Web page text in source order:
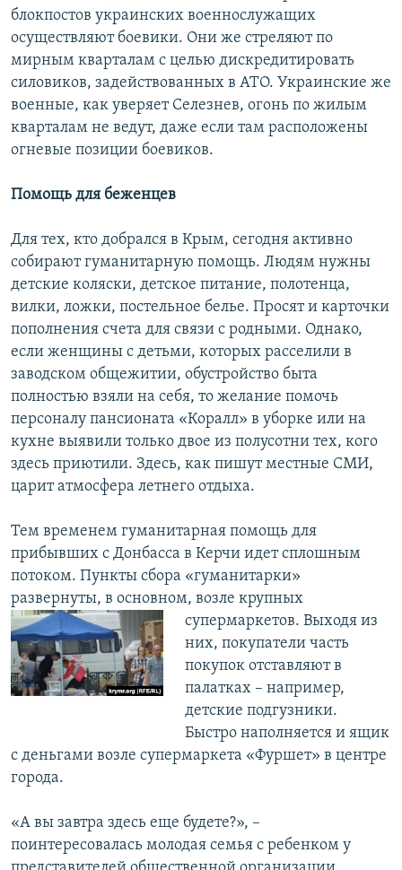
блокпостов украинских военнослужащих
осуществляют боевики. Они же стреляют по
мирным кварталам с целью дискредитировать
силовиков, задействованных в АТО. Украинские же
военные, как уверяет Селезнев, огонь по жилым
кварталам не ведут, даже если там расположены
огневые позиции боевиков.
Помощь для беженцев
Для тех, кто добрался в Крым, сегодня активно
собирают гуманитарную помощь. Людям нужны
детские коляски, детское питание, полотенца,
вилки, ложки, постельное белье. Просят и карточки
пополнения счета для связи с родными. Однако,
если женщины с детьми, которых расселили в
заводском общежитии, обустройство быта
полностью взяли на себя, то желание помочь
персоналу пансионата «Коралл» в уборке или на
кухне выявили только двое из полусотни тех, кого
здесь приютили. Здесь, как пишут местные СМИ,
царит атмосфера летнего отдыха.
Тем временем гуманитарная помощь для
прибывших с Донбасса в Керчи идет сплошным
потоком. Пункты сбора «гуманитарки»
развернуты, в основном, возле крупных
супермаркетов. Выходя из
них, покупатели часть
покупок отставляют в
палатках – например,
детские подгузники.
Быстро наполняется и ящик
с деньгами возле супермаркета «Фуршет» в центре
города.
«А вы завтра здесь еще будете?», –
поинтересовалась молодая семья с ребенком у